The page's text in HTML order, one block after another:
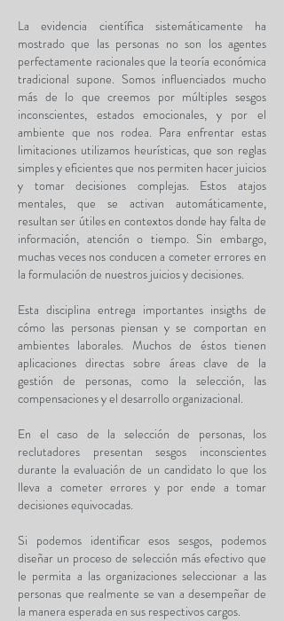
La evidencia científica sistemáticamente ha
mostrado que las personas no son los agentes
perfectamente racionales que la teoría económica
tradicional supone. Somos influenciados mucho
más de lo que creemos por múltiples sesgos
inconscientes, estados emocionales, y por el
ambiente que nos rodea. Para enfrentar estas
limitaciones utilizamos heurísticas, que son reglas
simples y eficientes que nos permiten hacer juicios
y tomar decisiones complejas. Estos atajos
mentales, que se activan automáticamente,
resultan ser útiles en contextos donde hay falta de
información, atención o tiempo. Sin embargo,
muchas veces nos conducen a cometer errores en
la formulación de nuestros juicios y decisiones.
Esta disciplina entrega importantes insigths de
cómo las personas piensan y se comportan en
ambientes laborales. Muchos de éstos tienen
aplicaciones directas sobre áreas clave de la
gestión de personas, como la selección, las
compensaciones y el desarrollo organizacional.
En el caso de la selección de personas, los
reclutadores presentan sesgos inconscientes
durante la evaluación de un candidato lo que los
lleva a cometer errores y por ende a tomar
decisiones equivocadas.
Si podemos identificar esos sesgos, podemos
diseñar un proceso de selección más efectivo que
le permita a las organizaciones seleccionar a las
personas que realmente se van a desempeñar de
la manera esperada en sus respectivos cargos.